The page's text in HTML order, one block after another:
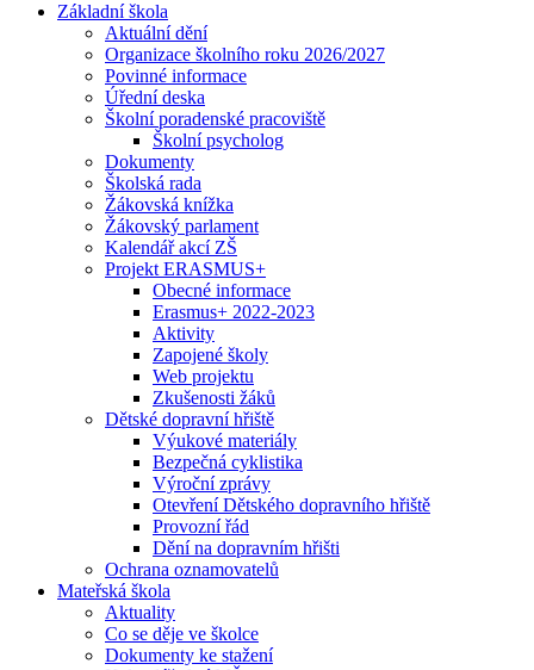
Základní škola
Aktuální dění
Organizace školního roku 2026/2027
Povinné informace
Úřední deska
Školní poradenské pracoviště
Školní psycholog
Dokumenty
Školská rada
Žákovská knížka
Žákovský parlament
Kalendář akcí ZŠ
Projekt ERASMUS+
Obecné informace
Erasmus+ 2022-2023
Aktivity
Zapojené školy
Web projektu
Zkušenosti žáků
Dětské dopravní hřiště
Výukové materiály
Bezpečná cyklistika
Výroční zprávy
Otevření Dětského dopravního hřiště
Provozní řád
Dění na dopravním hřišti
Ochrana oznamovatelů
Mateřská škola
Aktuality
Co se děje ve školce
Dokumenty ke stažení